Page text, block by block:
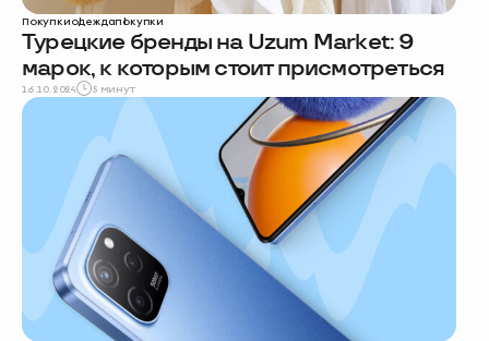
Покупкиодеждапокупки
Турецкие бренды на Uzum Market: 9
марок, к которым стоит присмотреться
16.10.2024 5 минут